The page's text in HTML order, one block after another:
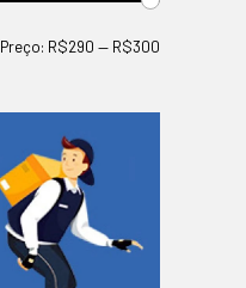
Preço: R$290 — R$300